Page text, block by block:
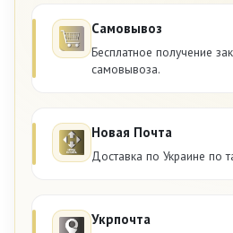
Самовывоз
Бесплатное получение
самовывоза.
Новая Почта
Доставка по Украине по
Укрпочта